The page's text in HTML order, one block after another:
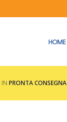
HOME
IN PRONTA CONSEGNA